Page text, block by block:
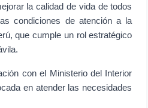
la calidad de vida de todos
condiciones de atención a la
que cumple un rol estratégico
con el Ministerio del Interior
en atender las necesidades